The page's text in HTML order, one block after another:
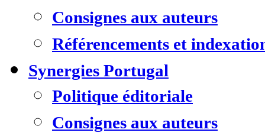
Consignes aux auteurs
Référencements et
Synergies Portugal
Politique éditoriale
Consignes aux auteurs